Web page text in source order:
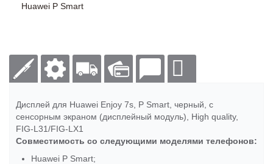
Huawei P Smart
Дисплей для Huawei Enjoy 7s, P Smart, черный, с
сенсорным экраном (дисплейный модуль), High quality,
FIG-L31/FIG-LX1
Совместимость со следующими моделями телефонов:
Huawei P Smart;